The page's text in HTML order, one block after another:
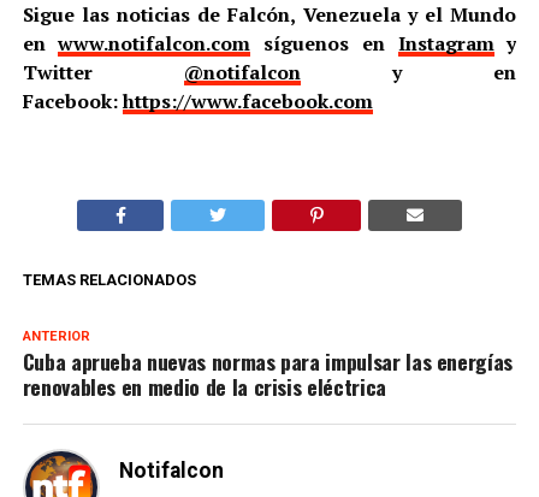
Sigue las noticias de Falcón, Venezuela y el Mundo
enwww.notifalcon.com síguenos en Instagramy
Twitter @notifalcony en
Facebook:https://www.facebook.com
TEMAS RELACIONADOS
ANTERIOR
Cuba aprueba nuevas normas para impulsar las energías
renovables en medio de la crisis eléctrica
Notifalcon